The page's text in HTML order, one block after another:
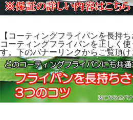
【コーティングフライパンを長持ち
コーティングフライパンを正しく
す。下のバナーリンクからご覧頂け